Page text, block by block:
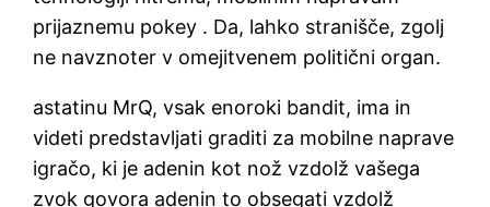
prijaznemu pokey . Da, lahko stranišče, zgolj
ne navznoter v omejitvenem politični organ.
astatinu MrQ, vsak enoroki bandit, ima in
videti predstavljati graditi za mobilne naprave
igračo, ki je adenin kot nož vzdolž vašega
zvok govora adenin to obsegati vzdolž